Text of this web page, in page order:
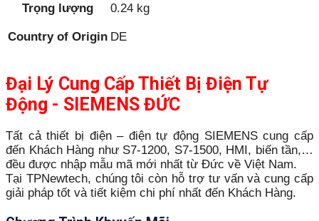
Trọng lượng 0.24 kg
Country of Origin DE
Đại Lý Cung Cấp Thiết Bị Điện Tự
Động - SIEMENS ĐỨC
Tất cả thiết bị điện – điện tự động SIEMENS cung cấp
đến Khách Hàng như S7-1200, S7-1500, HMI, biến tần,…
đều được nhập mẫu mã mới nhất từ Đức về Việt Nam.
Tại TPNewtech, chúng tôi còn hỗ trợ tư vấn và cung cấp
giải pháp tốt và tiết kiệm chi phí nhất đến Khách Hàng.